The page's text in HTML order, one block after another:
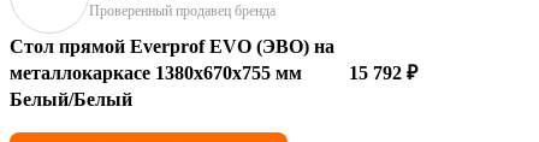
Проверенный продавец бренда
Стол прямой Everprof EVO (ЭВО) на
металлокаркасе 1380х670х755 мм
Белый/Белый
15 792 ₽